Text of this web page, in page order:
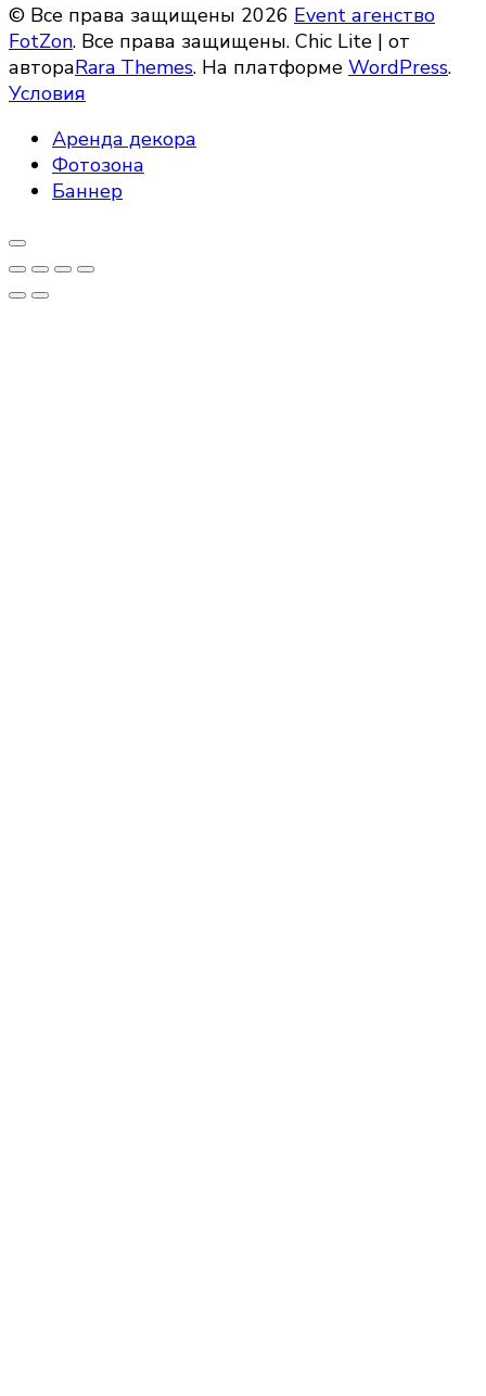
© Все права защищены 2026 Event агенство
FotZon. Все права защищены. Chic Lite | от
автораRara Themes. На платформе WordPress.
Условия
Аренда декора
Фотозона
Баннер